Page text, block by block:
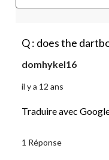
Q : does the
domhykel16
il y a 12 ans
Traduire avec
1 Réponse